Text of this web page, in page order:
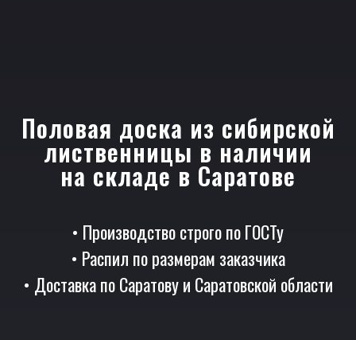
Половая доска из сибирской
лиственницы в наличии
на складе в Саратове
• Производство строго по ГОСТу
• Распил по размерам заказчика
• Доставка по Саратову и Саратовской области